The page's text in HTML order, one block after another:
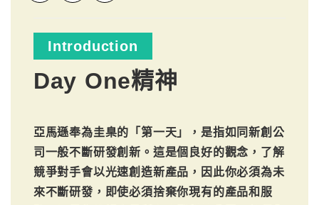
Introduction
Day One精神
亞馬遜奉為圭臬的「第一天」，是指如同新創公
司一般不斷研發創新。這是個良好的觀念，了解
競爭對手會以光速創造新產品，因此你必須為未
來不斷研發，即使必須捨棄你現有的產品和服